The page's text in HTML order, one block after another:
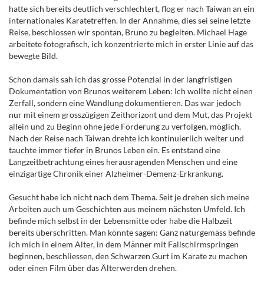
hatte sich bereits deutlich verschlechtert, flog er nach Taiwan an ein
internationales Karatetreffen. In der Annahme, dies sei seine letzte
Reise, beschlossen wir spontan, Bruno zu begleiten. Michael Hage
arbeitete fotografisch, ich konzentrierte mich in erster Linie auf das
bewegte Bild.
Schon damals sah ich das grosse Potenzial in der langfristigen
Dokumentation von Brunos weiterem Leben: Ich wollte nicht einen
Zerfall, sondern eine Wandlung dokumentieren. Das war jedoch
nur mit einem grosszügigen Zeithorizont und dem Mut, das Projekt
allein und zu Beginn ohne jede Förderung zu verfolgen, möglich.
Nach der Reise nach Taiwan drehte ich kontinuierlich weiter und
tauchte immer tiefer in Brunos Leben ein. Es entstand eine
Langzeitbetrachtung eines herausragenden Menschen und eine
einzigartige Chronik einer Alzheimer-Demenz-Erkrankung.
Gesucht habe ich nicht nach dem Thema. Seit je drehen sich meine
Arbeiten auch um Geschichten aus meinem nächsten Umfeld. Ich
befinde mich selbst in der Lebensmitte oder habe die Halbzeit
bereits überschritten. Man könnte sagen: Ganz naturgemäss befinde
ich mich in einem Alter, in dem Männer mit Fallschirmspringen
beginnen, beschliessen, den Schwarzen Gurt im Karate zu machen
oder einen Film über das Älterwerden drehen.